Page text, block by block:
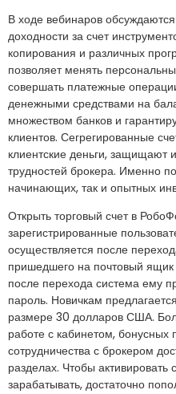
В ходе вебинаров
доходности за счет
копирования и различных
позволяет менять
совершать платежные
денежными средствами на
множеством банков и
клиентов. Сегрегированные
клиентские деньги,
трудностей брокера. Именно
начинающих, так и опытных
Открыть торговый счет в
зарегистрированные
осуществляется после
пришедшего на почтовый
после перехода система ему
пароль. Новичкам
размере 30 долларов США.
работе с кабинетом, бонусных
сотрудничества с брокером
разделах. Чтобы активировать
зарабатывать, достаточно